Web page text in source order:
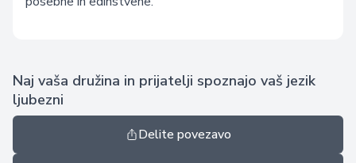
Naj vaša družina in prijatelji spoznajo vaš jezik
ljubezni
Delite povezavo